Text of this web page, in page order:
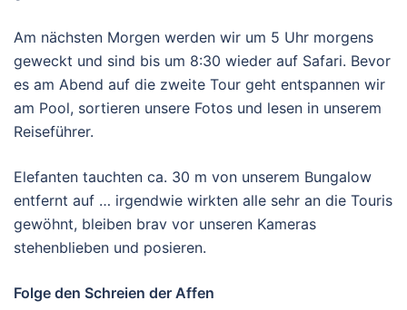
Am nächsten Morgen werden wir um 5 Uhr morgens
geweckt und sind bis um 8:30 wieder auf Safari. Bevor
es am Abend auf die zweite Tour geht entspannen wir
am Pool, sortieren unsere Fotos und lesen in unserem
Reiseführer.
Elefanten tauchten ca. 30 m von unserem Bungalow
entfernt auf … irgendwie wirkten alle sehr an die Touris
gewöhnt, bleiben brav vor unseren Kameras
stehenblieben und posieren.
Folge den Schreien der Affen